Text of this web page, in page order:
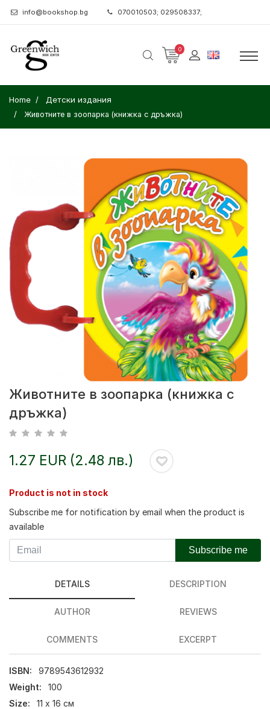
info@bookshop.bg 070010503; 029508337;
0
Home Детски издания
Животните в зоопарка (книжка с дръжка)
Животните в зоопарка (книжка с
дръжка)
1.27 EUR (2.48 лв.)
Product is not in stock
Subscribe me for notification by email when the product is
available
Subscribe me
DETAILS DESCRIPTION
AUTHOR REVIEWS
COMMENTS EXCERPT
ISBN:
9789543612932
Weight:
100
Size:
11 х 16 см